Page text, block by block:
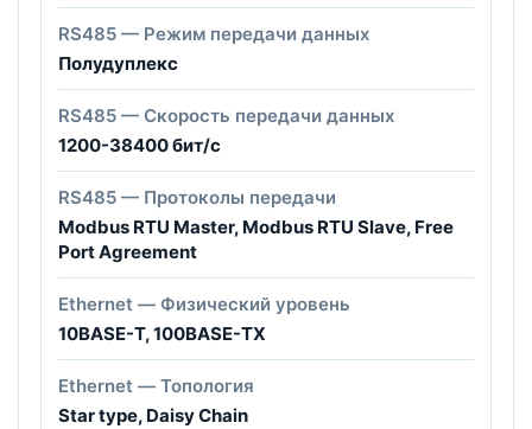
RS485 — Режим передачи данных
Полудуплекс
RS485 — Скорость передачи данных
1200-38400 бит/с
RS485 — Протоколы передачи
Modbus RTU Master, Modbus RTU Slave, Free
Port Agreement
Ethernet — Физический уровень
10BASE-T, 100BASE-TX
Ethernet — Топология
Star type, Daisy Chain